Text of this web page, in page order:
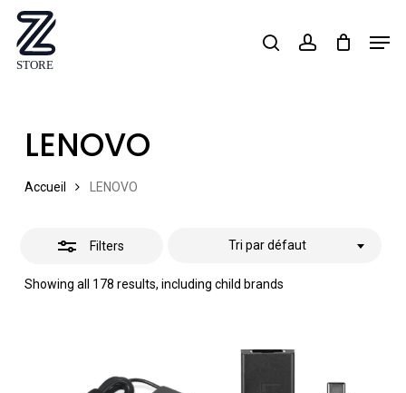
Skip
main
searchaccount
LENOVO
Accueil LENOVO
Filters
Showing all 178 results, including child brands
Tri par défaut
Close